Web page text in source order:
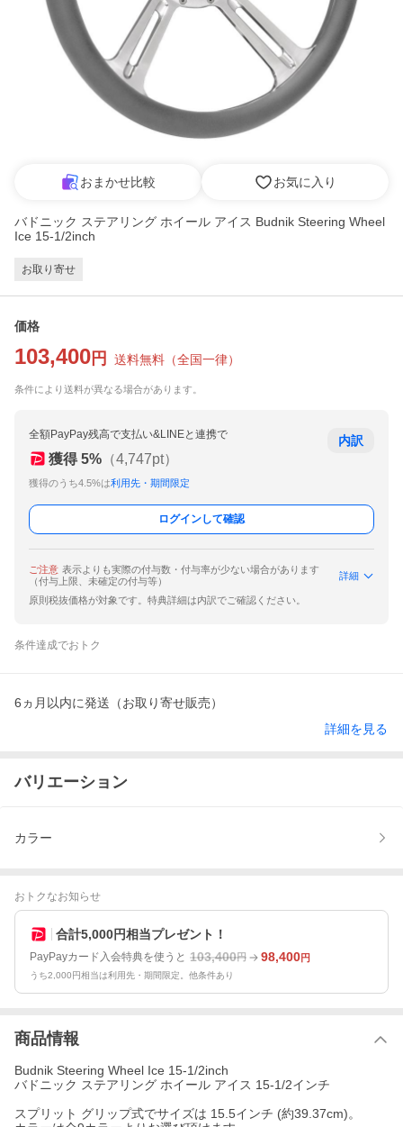
おまかせ比較 お気に入り
バドニック ステアリング ホイール アイス Budnik Steering Wheel
Ice 15-1/2inch
お取り寄せ
価格
103,400 円 送料無料 （全国一律）
条件により送料が異なる場合があります。
全額PayPay残高で支払い&LINEと連携で
獲得 5% （4,747pt）
獲得のうち4.5%は利用先・期間限定
内訳
ログインして確認
ご注意 表示よりも実際の付与数・付与率が少ない場合があります
（付与上限、未確定の付与等）
詳細
原則税抜価格が対象です。特典詳細は内訳でご確認ください。
条件達成でおトク
6ヵ月以内に発送（お取り寄せ販売）
詳細を見る
バリエーション
カラー
おトクなお知らせ
合計5,000円相当プレゼント！
PayPayカード入会特典を使うと 103,400円 98,400円
うち2,000円相当は利用先・期間限定。他条件あり
商品情報
Budnik Steering Wheel Ice 15-1/2inch
バドニック ステアリング ホイール アイス 15-1/2インチ
スプリット グリップ式でサイズは 15.5インチ (約39.37cm)。